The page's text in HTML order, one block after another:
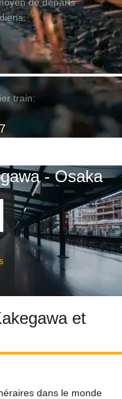
train:
- Osaka
et
dans le monde